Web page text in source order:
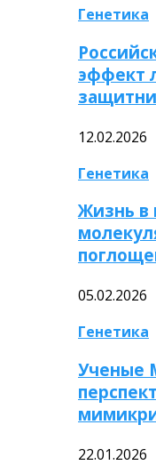
Генетика
эффект
12.02.2026
Генетика
Жизнь в
05.02.2026
Генетика
Ученые
22.01.2026